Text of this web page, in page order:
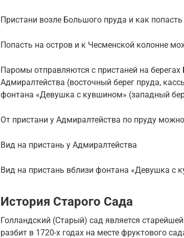
Пристани возле Большого пруда и как
Попасть на остров и к Чесменской колонне
Паромы отправляются с пристаней на
Адмиралтейства (восточный берег пруда,
фонтана «Девушка с кувшином» (западный
От пристани у Адмиралтейства по пруду
Вид на пристань у Адмиралтейства
Вид на пристань вблизи фонтана «Девушка с
История Старого Сада
Голландский (Старый) сад является
разбит в 1720-х годах на месте фруктового